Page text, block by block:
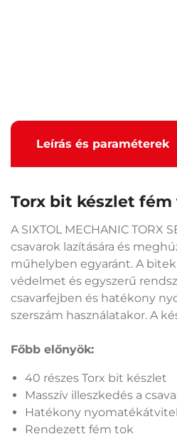
Leírás és paraméterek
Torx bit készlet fém
A SIXTOL MECHANIC
csavarok lazítására és
műhelyben egyaránt. A
védelmet és egyszerű
csavarfejben és hatékony
szerszám használatakor. A
Főbb előnyök:
40 részes Torx bit készlet
Masszív illeszkedés a
Hatékony nyomatékátvitel
Rendezett fém tok